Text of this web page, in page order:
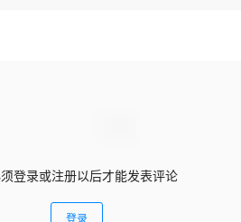
登录或注册以后才能发表评论
登录